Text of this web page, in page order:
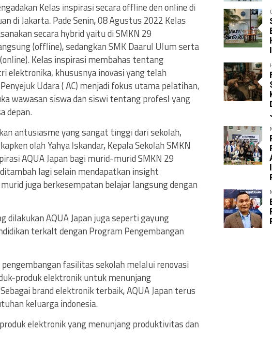
Kelas inspirasi secara offline den online di
di Jakarta. Pade Senin, 08 Agustus 2022 Kelas
secara hybrid yaitu di SMKN 29
(offline), sedangkan SMK Daarul Ulum serta
Kelas inspirasi membahas tentang
elektronika, khususnya inovasi yang telah
Udara ( AC) menjadi fokus utama pelatihan,
wawasan siswa dan siswi tentang profesl yang
depan.
antusiasme yang sangat tinggi dari sekolah,
olah Yahya Iskandar, Kepala Sekolah SMKN
AQUA Japan bagi murid-murid SMKN 29
lagi selain mendapatkan insight
juga berkesempatan belajar langsung dengan
dilakukan AQUA Japan juga seperti gayung
terkalt dengan Program Pengembangan
fasilitas sekolah melalui renovasi
produk elektronik untuk menunjang
brand elektronik terbaik, AQUA Japan terus
keluarga indonesia.
elektronik yang menunjang produktivitas dan